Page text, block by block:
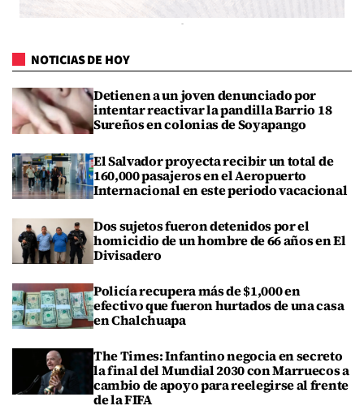
NOTICIAS DE HOY
Detienen a un joven denunciado por
intentar reactivar la pandilla Barrio 18
Sureños en colonias de Soyapango
El Salvador proyecta recibir un total de
160,000 pasajeros en el Aeropuerto
Internacional en este periodo vacacional
Dos sujetos fueron detenidos por el
homicidio de un hombre de 66 años en El
Divisadero
Policía recupera más de $1,000 en
efectivo que fueron hurtados de una casa
en Chalchuapa
The Times: Infantino negocia en secreto
la final del Mundial 2030 con Marruecos a
cambio de apoyo para reelegirse al frente
de la FIFA